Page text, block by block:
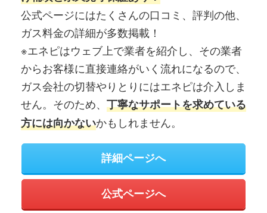
公式ページにはたくさんの口コミ、評判の他、
ガス料金の詳細が多数掲載！
※エネピはウェブ上で業者を紹介し、その業者
からお客様に直接連絡がいく流れになるので、
ガス会社の切替やりとりにはエネピは介入しま
せん。そのため、 丁寧なサポートを求めている
方には向かないかもしれません。
詳細ページへ
公式ページへ